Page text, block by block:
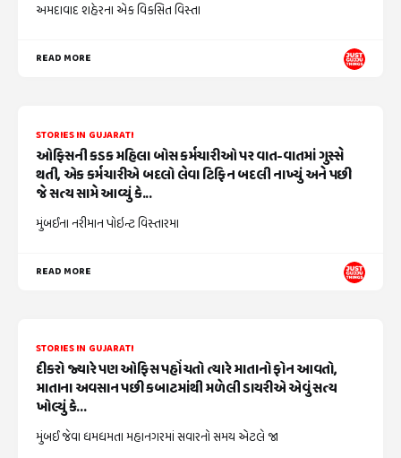
અમદાવાદ શહેરના એક વિકસિત વિસ્તા
READ MORE
STORIES IN GUJARATI
ઓફિસની કડક મહિલા બોસ કર્મચારીઓ પર વાત-વાતમાં ગુસ્સે
થતી, એક કર્મચારીએ બદલો લેવા ટિફિન બદલી નાખ્યું અને પછી
જે સત્ય સામે આવ્યું કે...
મુંબઈના નરીમાન પોઇન્ટ વિસ્તારમા
READ MORE
STORIES IN GUJARATI
દીકરો જ્યારે પણ ઓફિસ પહોંચતો ત્યારે માતાનો ફોન આવતો,
માતાના અવસાન પછી કબાટમાંથી મળેલી ડાયરીએ એવું સત્ય
ખોલ્યું કે...
મુંબઈ જેવા ધમધમતા મહાનગરમાં સવારનો સમય એટલે જા